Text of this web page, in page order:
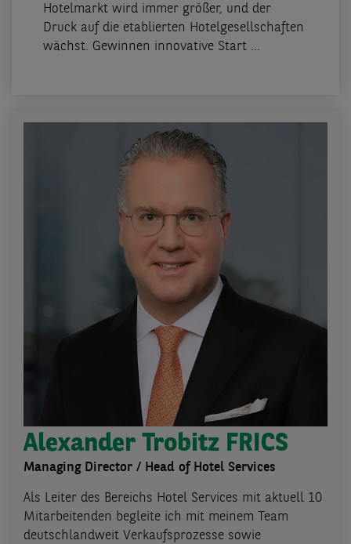
Hotelmarkt wird immer größer, und der
Druck auf die etablierten Hotelgesellschaften
wächst. Gewinnen innovative Start ...
Alexander Trobitz FRICS
Managing Director / Head of Hotel Services
Als Leiter des Bereichs Hotel Services mit aktuell 10
Mitarbeitenden begleite ich mit meinem Team
deutschlandweit Verkaufsprozesse sowie